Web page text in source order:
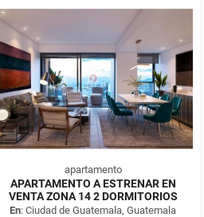
apartamento
APARTAMENTO A ESTRENAR EN
VENTA ZONA 14 2 DORMITORIOS
En: Ciudad de Guatemala, Guatemala